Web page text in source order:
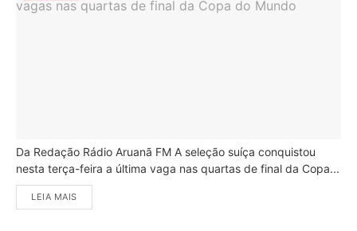
Da Redação Rádio Aruanã FM A seleção suíça conquistou
nesta terça-feira a última vaga nas quartas de final da Copa...
LEIA MAIS